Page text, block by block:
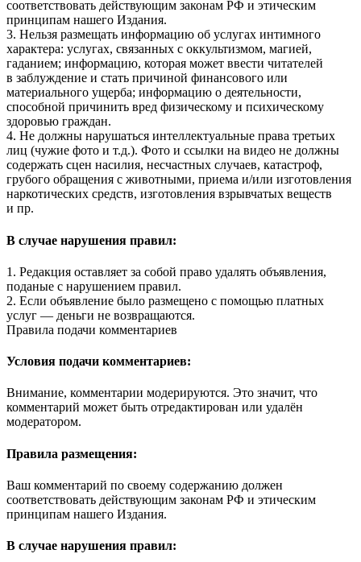
соответствовать действующим законам РФ и этическим
принципам нашего Издания.
3. Нельзя размещать информацию об услугах интимного
характера: услугах, связанных с оккультизмом, магией,
гаданием; информацию, которая может ввести читателей
в заблуждение и стать причиной финансового или
материального ущерба; информацию о деятельности,
способной причинить вред физическому и психическому
здоровью граждан.
4. Не должны нарушаться интеллектуальные права третьих
лиц (чужие фото и т.д.). Фото и ссылки на видео не должны
содержать сцен насилия, несчастных случаев, катастроф,
грубого обращения с животными, приема и/или изготовления
наркотических средств, изготовления взрывчатых веществ
и пр.
В случае нарушения правил:
1. Редакция оставляет за собой право удалять объявления,
поданые с нарушением правил.
2. Если объявление было размещено с помощью платных
услуг — деньги не возвращаются.
Правила подачи комментариев
Условия подачи комментариев:
Внимание, комментарии модерируются. Это значит, что
комментарий может быть отредактирован или удалён
модератором.
Правила размещения:
Ваш комментарий по своему содержанию должен
соответствовать действующим законам РФ и этическим
принципам нашего Издания.
В случае нарушения правил: